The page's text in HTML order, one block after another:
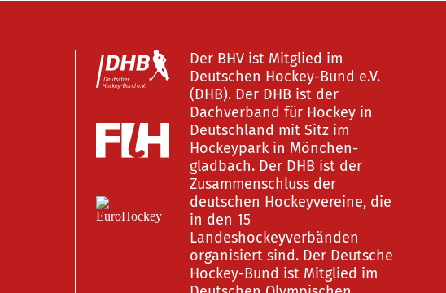
Der BHV ist Mitglied im
Deutschen Hockey-Bund e.V.
(DHB). Der DHB ist der
Dachverband für Hockey in
Deutschland mit Sitz im
Hockeypark in Mönchen-
gladbach. Der DHB ist der
Zusammenschluss der
deutschen Hockeyvereine, die
in den 15
Landeshockeyverbänden
organisiert sind. Der Deutsche
Hockey-Bund ist Mitglied im